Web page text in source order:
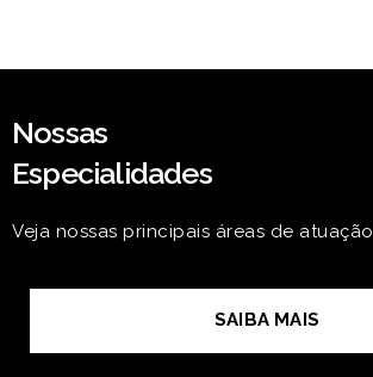
Nossas
Especialidades
Veja nossas principais áreas de atuação
SAIBA MAIS